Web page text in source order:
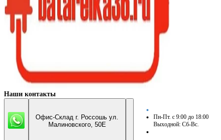
Наши контакты
Офис-Склад г. Россошь ул.
Малиновского, 50Е
Пн-Пт. с 9:00 до 18:00
Выходной: Сб-Вс.